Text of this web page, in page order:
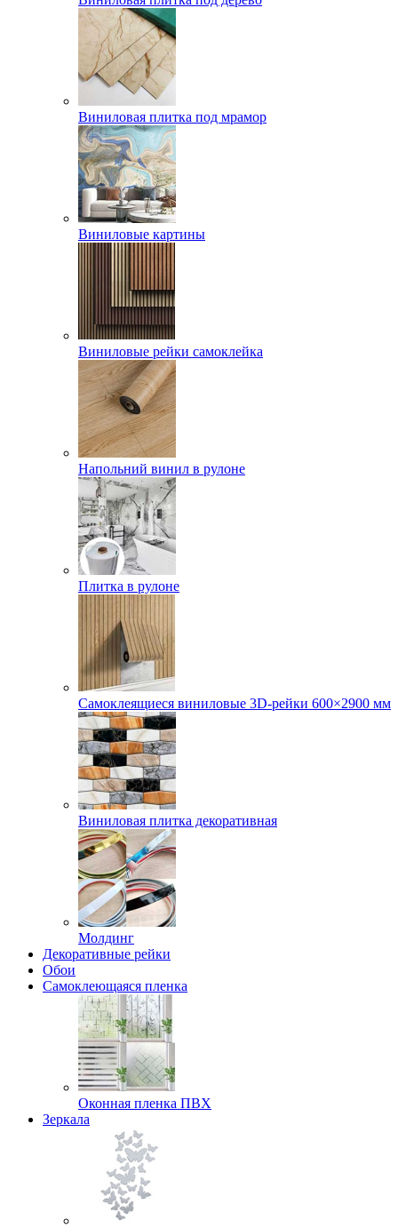
Виниловая плитка под мрамор
Виниловые картины
Виниловые рейки самоклейка
Напольний винил в рулоне
Плитка в рулоне
Самоклеящиеся виниловые 3D‑рейки 600×2900 мм
Виниловая плитка декоративная
Молдинг
Декоративные рейки
Обои
Самоклеющаяся пленка
Оконная пленка ПВХ
Зеркала